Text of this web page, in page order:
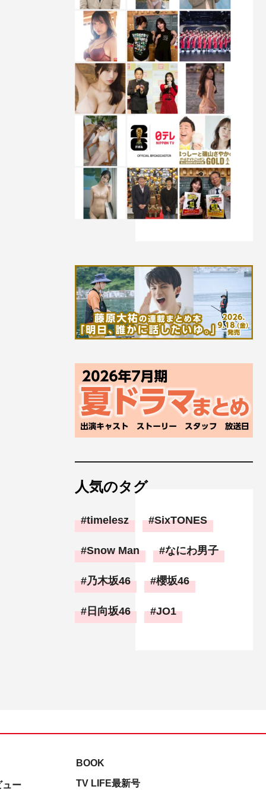
人気のタグ
timelesz SixTONES
Snow Man なにわ男子
乃木坂46 櫻坂46
日向坂46 JO1
ュー
BOOK
TV LIFE最新号